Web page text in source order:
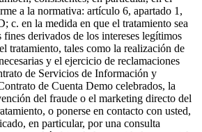
a la normativa: artículo 6, apartado 1,
c. en la medida en que el tratamiento sea
fines derivados de los intereses legítimos
tratamiento, tales como la realización de
y el ejercicio de reclamaciones
de Servicios de Información y
de Cuenta Demo celebrados, la
del fraude o el marketing directo del
o ponerse en contacto con usted,
en particular, por una consulta